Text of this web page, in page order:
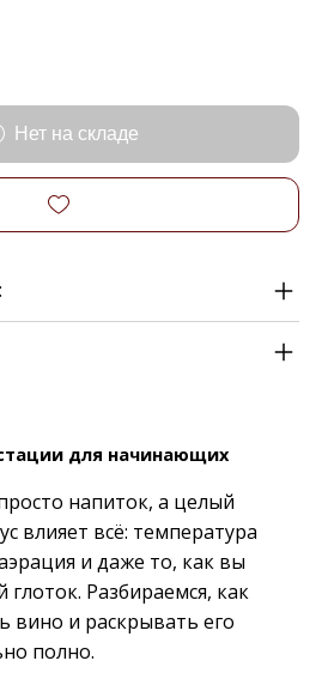
Нет на складе
для начинающих
напиток, а целый
влияет всё: температура
и даже то, как вы
Разбираемся, как
вино и раскрывать его
полно.